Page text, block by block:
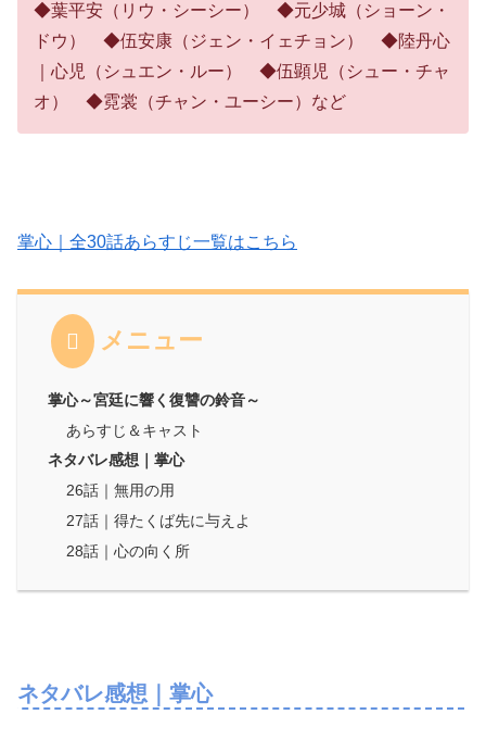
◆葉平安（リウ・シーシー） ◆元少城（ショーン・
ドウ） ◆伍安康（ジェン・イェチョン） ◆陸丹心
｜心児（シュエン・ルー） ◆伍顕児（シュー・チャ
オ） ◆霓裳（チャン・ユーシー）など
掌心｜全30話あらすじ一覧はこちら
メニュー
掌心～宮廷に響く復讐の鈴音～
あらすじ＆キャスト
ネタバレ感想｜掌心
26話｜無用の用
27話｜得たくば先に与えよ
28話｜心の向く所
ネタバレ感想｜掌心